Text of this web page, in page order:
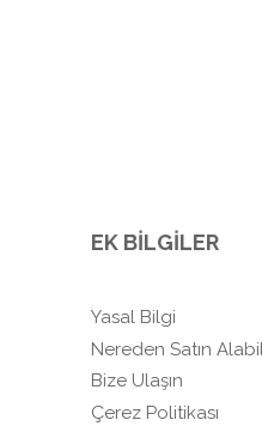
EK BİLGİLER
Yasal Bilgi
Nereden Satın
Bize Ulaşın
Çerez Politikası